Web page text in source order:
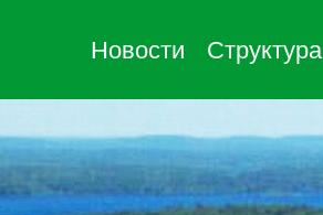
Новости Структура